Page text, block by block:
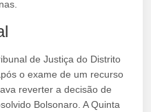
de Justiça do Distrito
o exame de um recurso
reverter a decisão de
Bolsonaro. A Quinta